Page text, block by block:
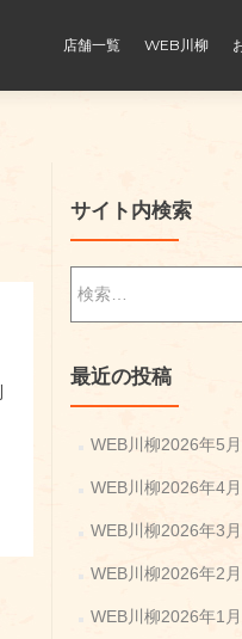
店舗一覧 WEB川柳
サイト内検索
索:
最近の投稿
WEB川柳2026年5
WEB川柳2026年4
WEB川柳2026年3
WEB川柳2026年2
WEB川柳2026年1